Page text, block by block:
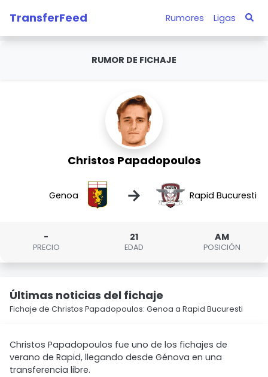
TransferFeed Rumores Ligas
RUMOR DE FICHAJE
Christos Papadopoulos
Genoa → Rapid Bucuresti
-
PRECIO
21
EDAD
AM
POSICIÓN
Últimas noticias del fichaje
Fichaje de Christos Papadopoulos: Genoa a Rapid Bucuresti
Christos Papadopoulos fue uno de los fichajes de
verano de Rapid, llegando desde Génova en una
transferencia libre.